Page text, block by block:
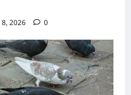
2026 0